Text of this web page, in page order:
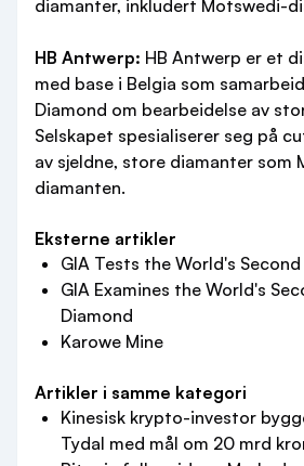
diamanter, inkludert Motswedi-
HB Antwerp: HB Antwerp er et
med base i Belgia som
Diamond om bearbeidelse av
Selskapet spesialiserer seg på
av sjeldne, store diamanter som
diamanten.
Eksterne artikler
GIA Tests the World's
GIA Examines the World's
Diamond
Karowe Mine
Artikler i samme kategori
Kinesisk krypto-investor
Tydal med mål om 20 mrd